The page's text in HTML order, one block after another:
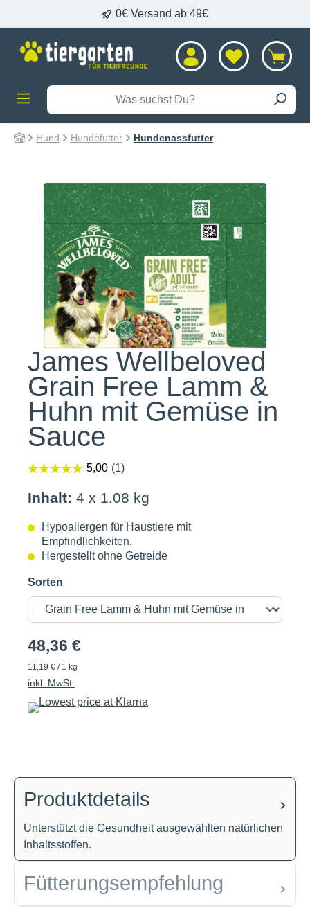
0€ Versand ab 49€
Hund Hundefutter Hundenassfutter
Bildergalerie überspringen
James Wellbeloved
Grain Free Lamm &
Huhn mit Gemüse in
Sauce
Inhalt: 4 x 1.08 kg
Hypoallergen für Haustiere mit
Empfindlichkeiten.
Hergestellt ohne Getreide
Sorten
48,36 €
11,19 € / 1 kg
inkl. MwSt.
Produktdetails
Unterstützt die Gesundheit ausgewählten natürlichen
Inhaltsstoffen.
Fütterungsempfehlung